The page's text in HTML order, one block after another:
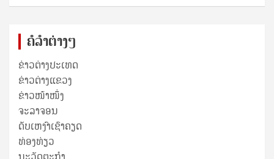
ຄໍລຳຕ່າງໆ
ຂ່າວຕ່າງປະເທດ
ຂ່າວ​ຕ່າງ​ແຂວງ
ຂ່າວໜ້າໜຶ່ງ
ຈະລາຈອນ
ດັບເຫງົາເຊົາຄຽດ
ທ່ອງທ່ຽວ